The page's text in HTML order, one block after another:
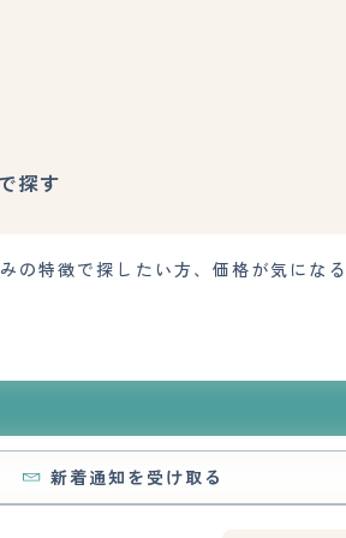
探す
の特徴で探したい方、価格が気になる
新着通知を受け取る